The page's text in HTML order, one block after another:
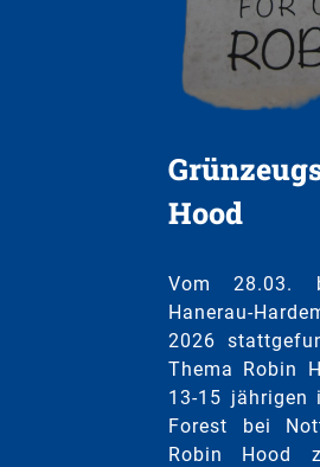
Hood
Vom 28.03.
Hanerau-
2026
Thema Robin
13-15 jährigen
Forest bei
Robin Hood